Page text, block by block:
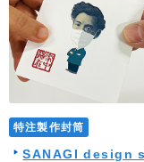
特注製作封筒
SANAGI design